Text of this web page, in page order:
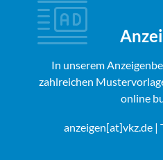
In unserem
zahlreichen
online
anzeigen[at]vkz.de|